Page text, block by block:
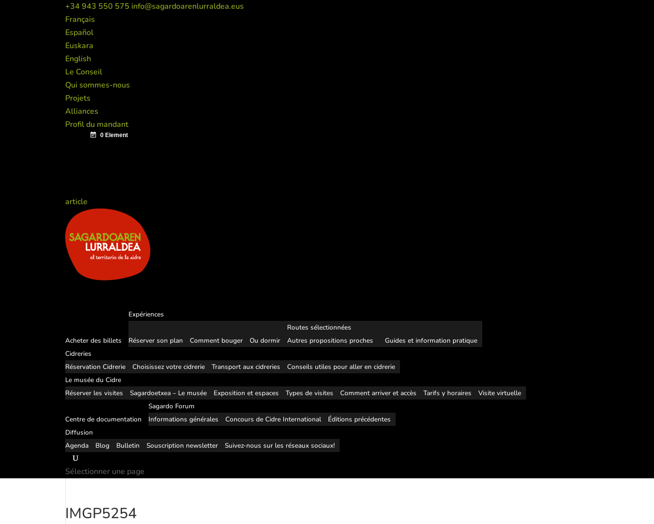
+34 943 550 575 info@sagardoarenlurraldea.eus
Français
Español
Euskara
English
Le Conseil
Qui sommes-nous
Projets
Alliances
Profil du mandant
article
Acheter des billets
Expériences
Réserver son plan Comment bouger Ou dormir
Routes sélectionnées
Autres propositions proches
Guides et information pratique
Cidreries
Réservation Cidrerie
Choisissez votre cidrerie Transport aux cidreries
Conseils utiles pour aller en cidrerie
Le musée du Cidre
Réserver les visites
Sagardoetxea – Le musée Exposition et espaces Types de visites Comment arriver et accès Tarifs y horaires Visite virtuelle
Centre de documentation
Sagardo Forum
Informations générales
Concours de Cidre International
Éditions précédentes
Diffusion
Agenda
Blog Bulletin Souscription newsletter Suivez-nous sur les réseaux sociaux!
Sélectionner une page
IMGP5254